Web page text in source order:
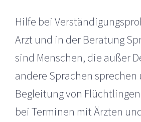
Hilfe bei
Arzt und in der Beratung
sind Menschen, die außer
andere Sprachen
Begleitung von
bei Terminen mit Ärzten